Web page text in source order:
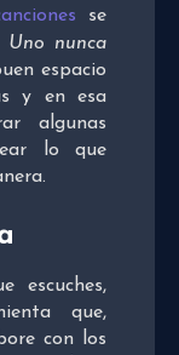
se
Uno nunca
espacio
y en esa
algunas
lo que
escuches,
que,
con los